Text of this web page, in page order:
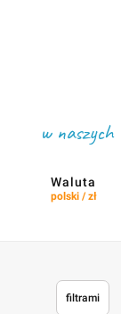
w naszych
Waluta
polski / zł
filtrami